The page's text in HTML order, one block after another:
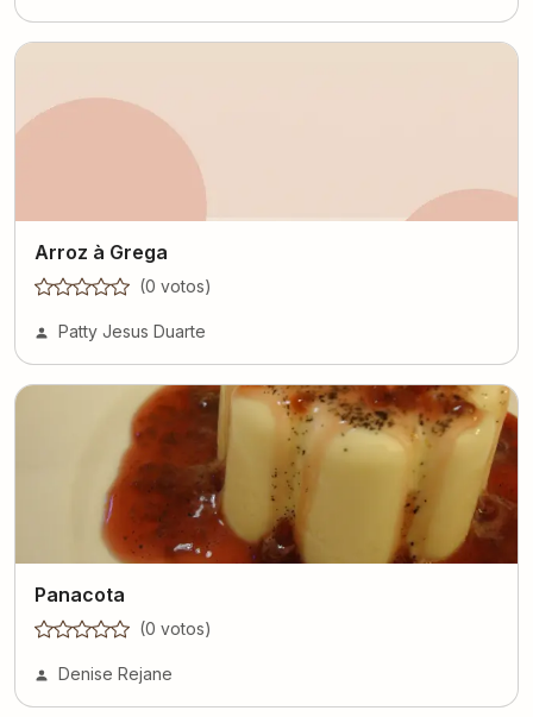
Arroz à Grega
(0 votos)
Patty Jesus Duarte
Panacota
(0 votos)
Denise Rejane